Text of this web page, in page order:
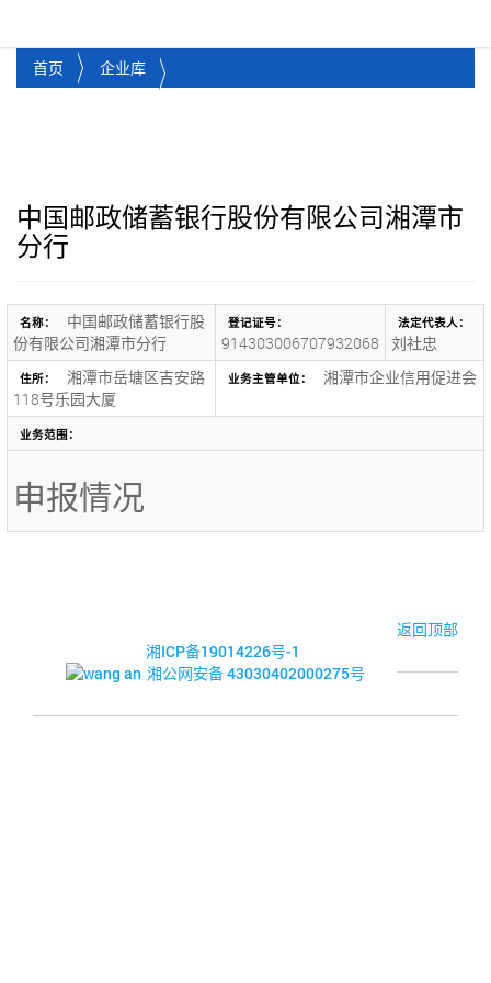
首页 企业库
中国邮政储蓄银行股份有限公司湘潭市
分行
名称：
中国邮政储蓄银行股
份有限公司湘潭市分行
登记证号：
914303006707932068
法定代表人：
刘社忠
住所：
湘潭市岳塘区吉安路
118号乐园大厦
业务主管单位： 湘潭市企业信用促进会
业务范围：
申报情况
返回顶部
湘ICP备19014226号-1
湘公网安备 43030402000275号